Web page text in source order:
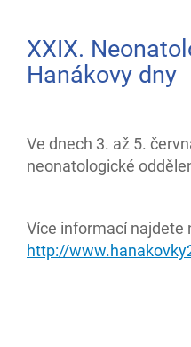
XXIX.
Hanákovy dny
Ve dnech 3. až 5.
neonatologické
Více informací najdete
http://